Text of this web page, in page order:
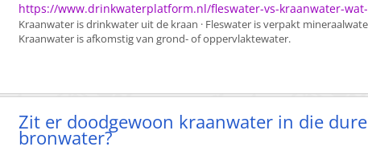
https://www.drinkwaterplatform.nl/fleswater-vs-kraanwater-
Kraanwater is drinkwater uit de kraan · Fleswater is verpakt
Kraanwater is afkomstig van grond- of oppervlaktewater.
Zit er doodgewoon kraanwater in die
bronwater?